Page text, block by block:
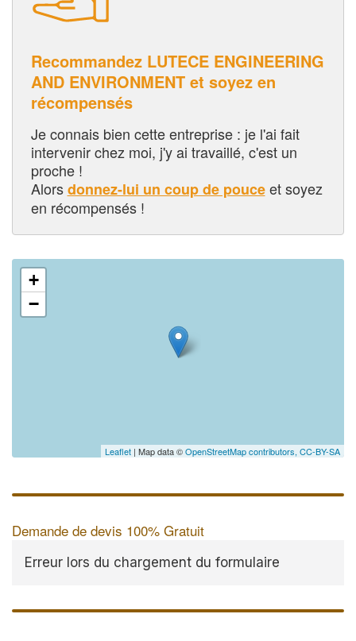
Recommandez LUTECE ENGINEERING
AND ENVIRONMENT et soyez en
récompensés
Je connais bien cette entreprise : je l'ai fait
intervenir chez moi, j'y ai travaillé, c'est un
proche !
Alorsdonnez-lui un coup de pouceet soyez
en récompensés !
+
−
Leaflet | Map data ©OpenStreetMap contributors, CC-BY-SA
Demande de devis 100% Gratuit
Erreur lors du chargement du formulaire